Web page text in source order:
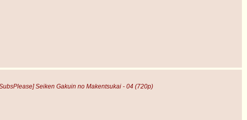
Seiken Gakuin no Makentsukai - 04 (720p)